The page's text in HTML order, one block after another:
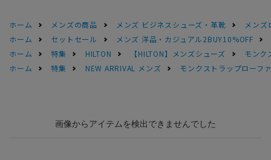
ホーム メンズの商品 メンズ ビジネスシューズ・革靴
メンズ
ホーム
セットセール
メンズ 洋品・カジュアル2BUY10%OFF
ホーム
特集 HILTON 【HILTON】メンズシューズ
モンク
ホーム
特集 NEW ARRIVAL メンズ モンクストラップローフ